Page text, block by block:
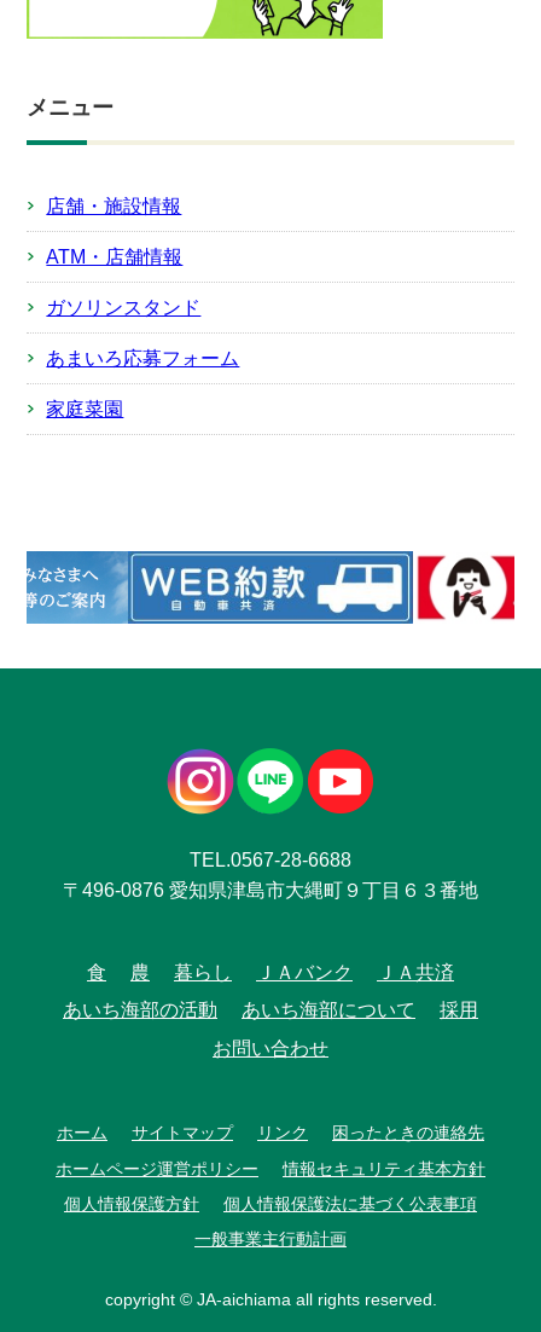
メニュー
店舗・施設情報
ATM・店舗情報
ガソリンスタンド
あまいろ応募フォーム
家庭菜園
TEL.0567-28-6688
〒496-0876 愛知県津島市大縄町９丁目６３番地
食 農 暮らし ＪＡバンク
ＪＡ共済
あいち海部の活動
あいち海部について
採用
お問い合わせ
ホーム サイトマップ リンク
困ったときの連絡先
ホームページ運営ポリシー
情報セキュリティ基本方針
個人情報保護方針
個人情報保護法に基づく公表事項
一般事業主行動計画
copyright © JA-aichiama all rights reserved.